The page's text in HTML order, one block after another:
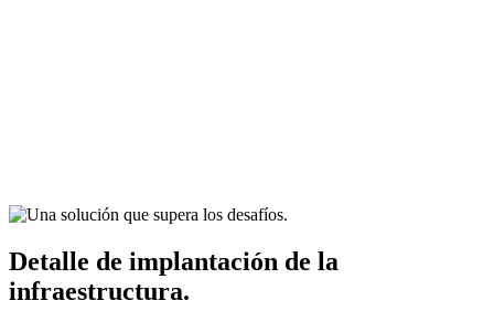
Detalle de implantación de la
infraestructura.